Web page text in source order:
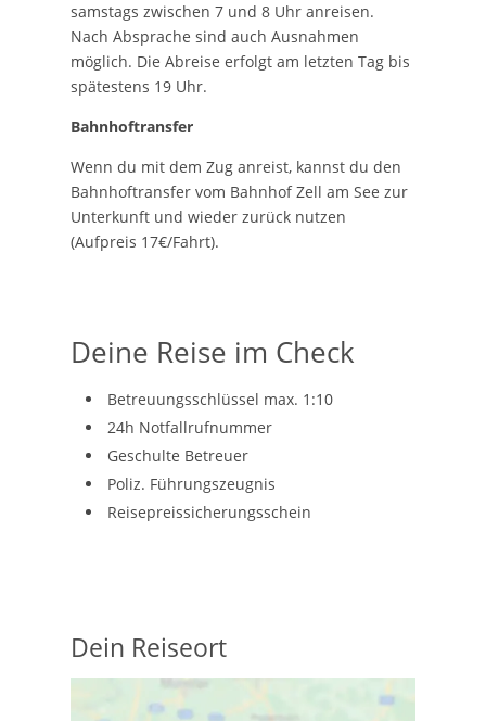
samstags zwischen 7 und 8 Uhr anreisen.
Nach Absprache sind auch Ausnahmen
möglich. Die Abreise erfolgt am letzten Tag bis
spätestens 19 Uhr.
Bahnhoftransfer
Wenn du mit dem Zug anreist, kannst du den
Bahnhoftransfer vom Bahnhof Zell am See zur
Unterkunft und wieder zurück nutzen
(Aufpreis 17€/Fahrt).
Deine Reise im Check
Betreuungsschlüssel max. 1:10
24h Notfallrufnummer
Geschulte Betreuer
Poliz. Führungszeugnis
Reisepreissicherungsschein
Dein Reiseort